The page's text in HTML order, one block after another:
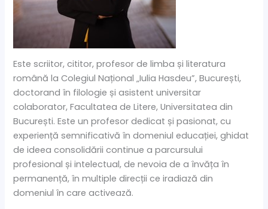
Este scriitor, cititor, profesor de limba și literatura
română la Colegiul Național „Iulia Hasdeu”, București,
doctorand în filologie și asistent universitar
colaborator, Facultatea de Litere, Universitatea din
București. Este un profesor dedicat și pasionat, cu
experiență semnificativă în domeniul educației, ghidat
de ideea consolidării continue a parcursului
profesional și intelectual, de nevoia de a învăța în
permanență, în multiple direcții ce iradiază din
domeniul în care activează.